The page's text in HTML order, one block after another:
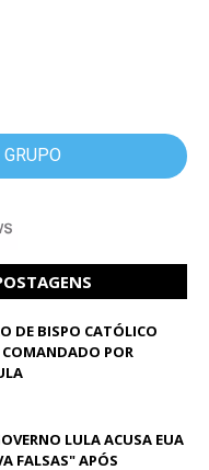
DE BISPO CATÓLICO
COMANDADO POR
LULA ACUSA EUA
FALSAS" APÓS